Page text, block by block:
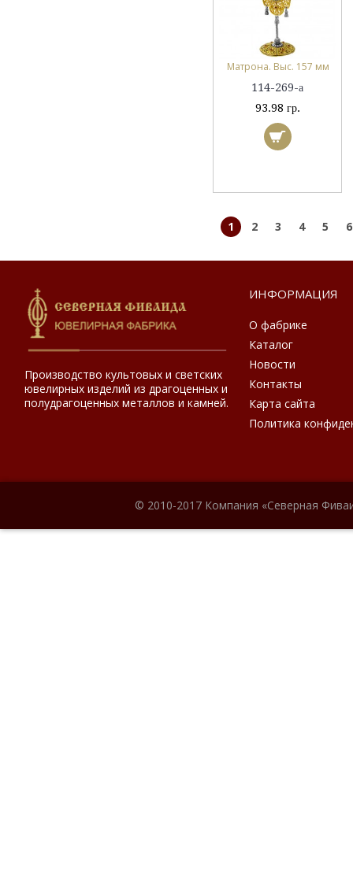
Матрона. Выс. 157 мм
114-269-а
93.98 гр.
1 2 3 4 5 6
Производство культовых и светских
ювелирных изделий из драгоценных и
полудрагоценных металлов и камней.
ИНФОРМАЦИЯ
О фабрике
Каталог
Новости
Контакты
Карта сайта
Политика
© 2010-2017 Компания «Северная